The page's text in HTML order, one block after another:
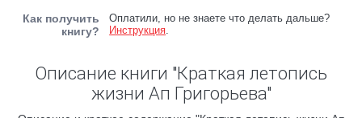
Как получить
книгу?
Оплатили, но не знаете что делать дальше?
Инструкция.
Описание книги "Краткая летопись
жизни Ап Григорьева"